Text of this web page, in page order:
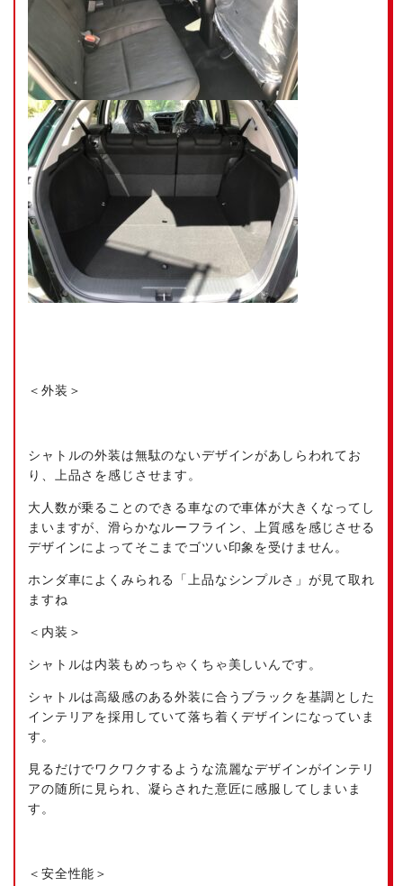
＜外装＞
シャトルの外装は無駄のないデザインがあしらわれてお
り、上品さを感じさせます。
大人数が乗ることのできる車なので車体が大きくなってし
まいますが、滑らかなルーフライン、上質感を感じさせる
デザインによってそこまでゴツい印象を受けません。
ホンダ車によくみられる「上品なシンプルさ」が見て取れ
ますね
＜内装＞
シャトルは内装もめっちゃくちゃ美しいんです。
シャトルは高級感のある外装に合うブラックを基調とした
インテリアを採用していて落ち着くデザインになっていま
す。
見るだけでワクワクするような流麗なデザインがインテリ
アの随所に見られ、凝らされた意匠に感服してしまいま
す。
＜安全性能＞